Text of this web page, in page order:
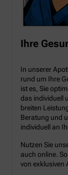
Ihre
In unserer
rund um Ihre
ist es, Sie
das individuell
breiten
Beratung und
individuell an
Nutzen Sie
auch online.
von exklusiven